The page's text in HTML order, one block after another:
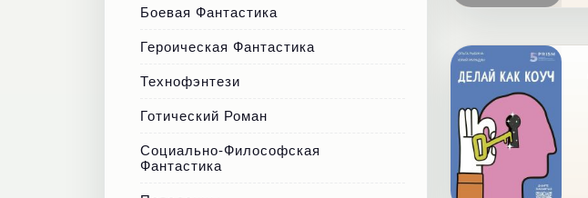
Боевая Фантастика
Героическая Фантастика
Технофэнтези
Готический Роман
Социально-Философская
Фантастика